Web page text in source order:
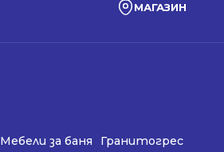
МАГАЗИН
Мебели за баня
Гранитогрес